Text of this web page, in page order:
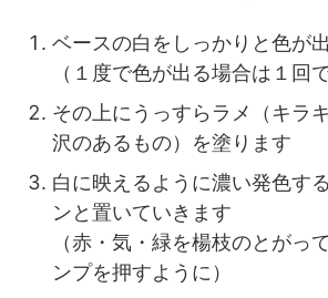
ベースの白をしっかりと色が
（１度で色が出る場合は１回
その上にうっすらラメ（キラ
沢のあるもの） を塗ります
白に映えるように濃い発色す
ンと置いていきます
（赤・気・緑を楊枝のとがっ
ンプを押すように）